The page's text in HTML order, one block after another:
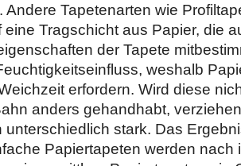
Andere Tapetenarten wie
eine Tragschicht aus Papier, die
der Tapete
weshalb
erfordern. Wird diese
anders gehandhabt,
unterschiedlich stark. Das
Papiertapeten werden nach